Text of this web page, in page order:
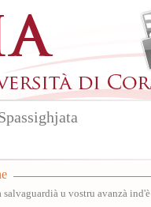
u vostru avanzà ind'è